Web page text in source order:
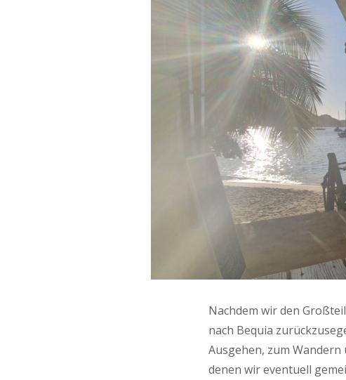
Nachdem wir den
nach Bequia
Ausgehen, zum
denen wir eventuell